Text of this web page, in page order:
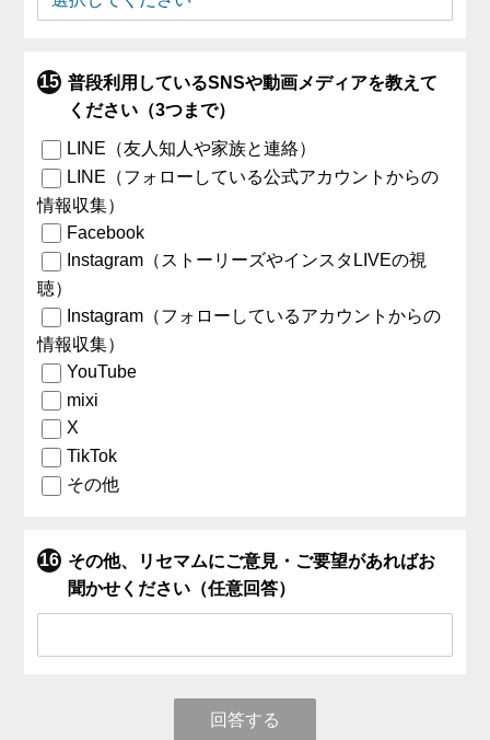
普段利用しているSNSや動画メディアを教えて
ください（3つまで）
LINE（友人知人や家族と連絡）
LINE（フォローしている公式アカウントからの
情報収集）
Facebook
Instagram（ストーリーズやインスタLIVEの視
聴）
Instagram（フォローしているアカウントからの
情報収集）
YouTube
mixi
X
TikTok
その他
その他、リセマムにご意見・ご要望があればお
聞かせください（任意回答）
回答する